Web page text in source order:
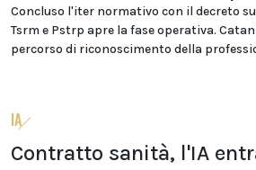
Concluso l'iter normativo con il decreto
Tsrm e Pstrp apre la fase operativa.
percorso di riconoscimento della
IA
Contratto sanità, l'IA